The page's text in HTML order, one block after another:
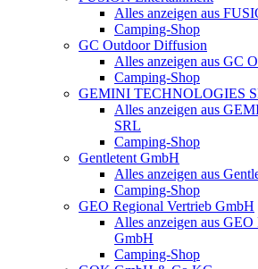
Alles anzeigen aus
Camping-Shop
GC Outdoor Diffusion
Alles anzeigen aus GC
Camping-Shop
GEMINI TECHNOLOGIES
Alles anzeigen aus
SRL
Camping-Shop
Gentletent GmbH
Alles anzeigen aus
Camping-Shop
GEO Regional Vertrieb GmbH
Alles anzeigen aus
GmbH
Camping-Shop